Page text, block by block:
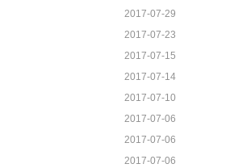
2017-07-29
2017-07-23
2017-07-15
2017-07-14
2017-07-10
2017-07-06
2017-07-06
2017-07-06